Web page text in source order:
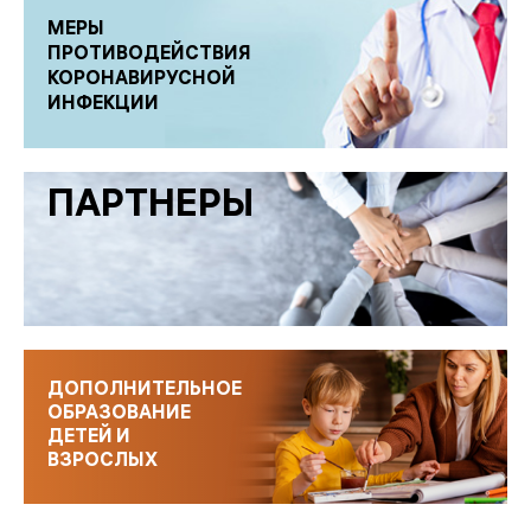
МЕРЫ
ПРОТИВОДЕЙСТВИЯ
КОРОНАВИРУСНОЙ
ИНФЕКЦИИ
ПАРТНЕРЫ
ДОПОЛНИТЕЛЬНОЕ
ОБРАЗОВАНИЕ
ДЕТЕЙ И
ВЗРОСЛЫХ